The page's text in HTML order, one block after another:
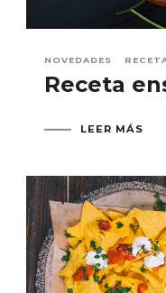
NOVEDADES
Receta
LEER MÁS